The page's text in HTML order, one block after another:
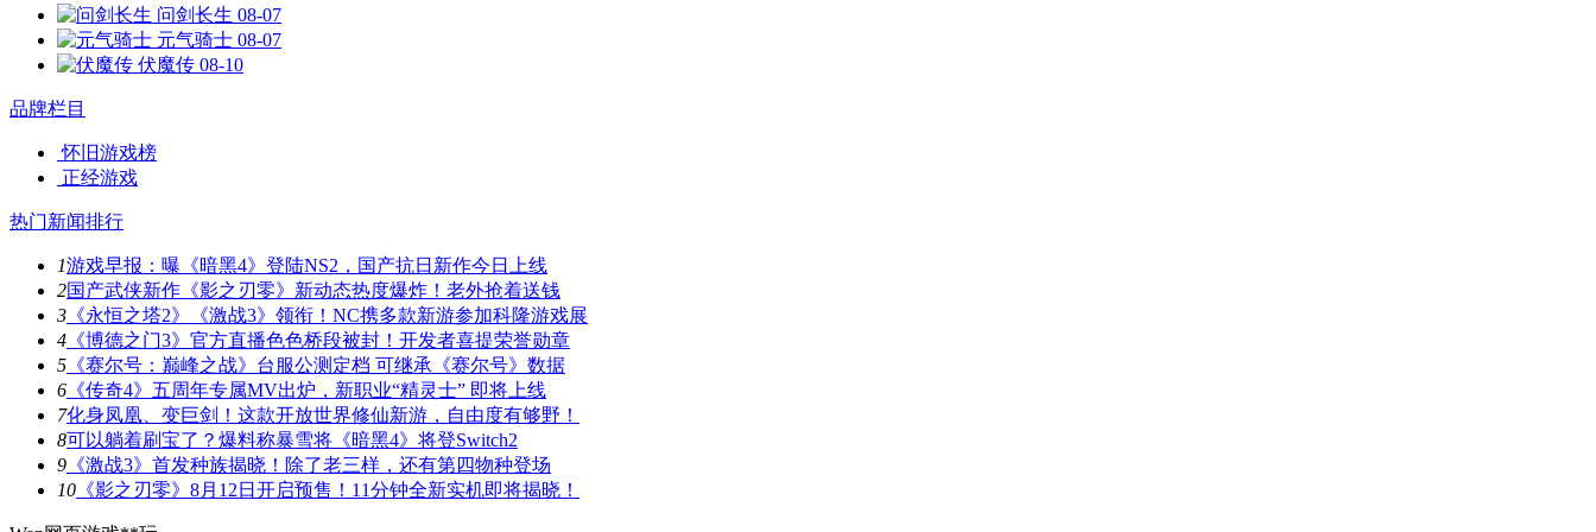
问剑长生 08-07
元气骑士 08-07
伏魔传 08-10
品牌栏目
怀旧游戏榜
正经游戏
热门新闻排行
1游戏早报：曝《暗黑4》登陆NS2，国产抗日新作今日上线
2国产武侠新作《影之刃零》新动态热度爆炸！老外抢着送钱
3 《永恒之塔2》《激战3》领衔！NC携多款新游参加科隆游戏展
4 《博德之门3》官方直播色色桥段被封！开发者喜提荣誉勋章
5 《赛尔号：巅峰之战》台服公测定档 可继承《赛尔号》数据
6 《传奇4》五周年专属MV出炉，新职业“精灵士” 即将上线
7化身凤凰、变巨剑！这款开放世界修仙新游，自由度有够野！
8可以躺着刷宝了？爆料称暴雪将《暗黑4》将登Switch2
9 《激战3》首发种族揭晓！除了老三样，还有第四物种登场
10 《影之刃零》8月12日开启预售！11分钟全新实机即将揭晓！